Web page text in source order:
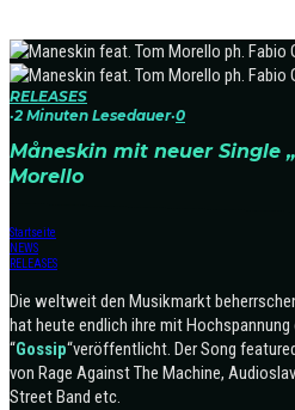
RELEASES
·2 Minuten Lesedauer·0
Måneskin mit neuer Single
Morello
Startseite
NEWS
RELEASES
Die weltweit den Musikmarkt
hat heute endlich ihre mit
“Gossip“veröffentlicht. Der Song
von Rage Against The Machine,
Street Band etc.